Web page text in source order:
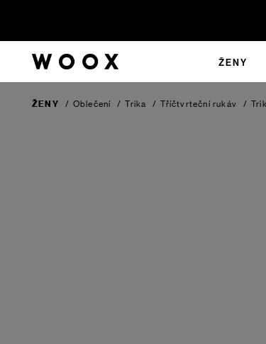
ŽENY
ŽENY / Oblečení / Trika / Tříčtvrteční rukáv /